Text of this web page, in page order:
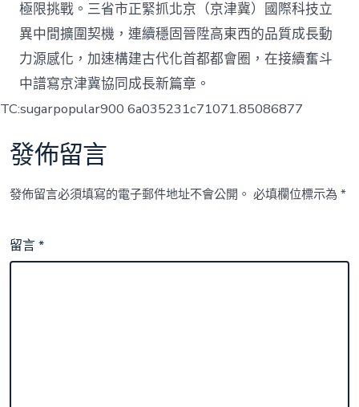
極限挑戰。三省市正緊抓北京（京津冀）國際科技立
異中間擴圍契機，連續穩固晉陞高東西的品質成長動
力源感化，加速構建古代化首都都會圈，在接續奮斗
中譜寫京津冀協同成長新篇章。
TC:sugarpopular900 6a035231c71071.85086877
發佈留言
發佈留言必須填寫的電子郵件地址不會公開。 必填欄位標示為*
留言*